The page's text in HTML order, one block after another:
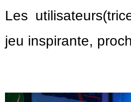
Les
jeu inspirante,